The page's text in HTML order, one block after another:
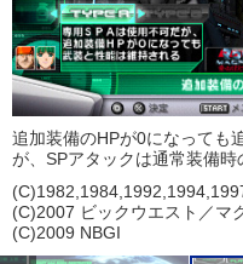
追加装備のHPが0になっても
が、SPアタックは通常装備
(C)2007 ビックウエスト／マ
(C)2009 NBGI